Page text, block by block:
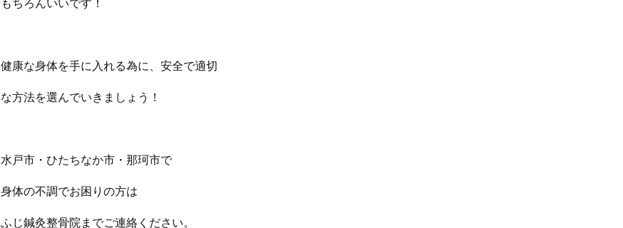
もちろんいいです！
健康な身体を手に入れる為に、安全で適切
な方法を選んでいきましょう！
水戸市・ひたちなか市・那珂市で
身体の不調でお困りの方は
ふじ鍼灸整骨院までご連絡ください。